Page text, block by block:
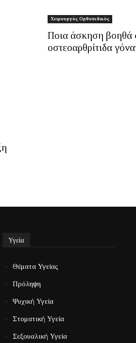
Χειρουργός Ορθοπεδικός
Ποια άσκηση βοηθά
οστεοαρθρίτιδα
Υγεία
Θέματα Υγείας
Πρόληψη
Ψυχική Υγεία
Στοματική Υγεία
Σεξουαλική Υγεία